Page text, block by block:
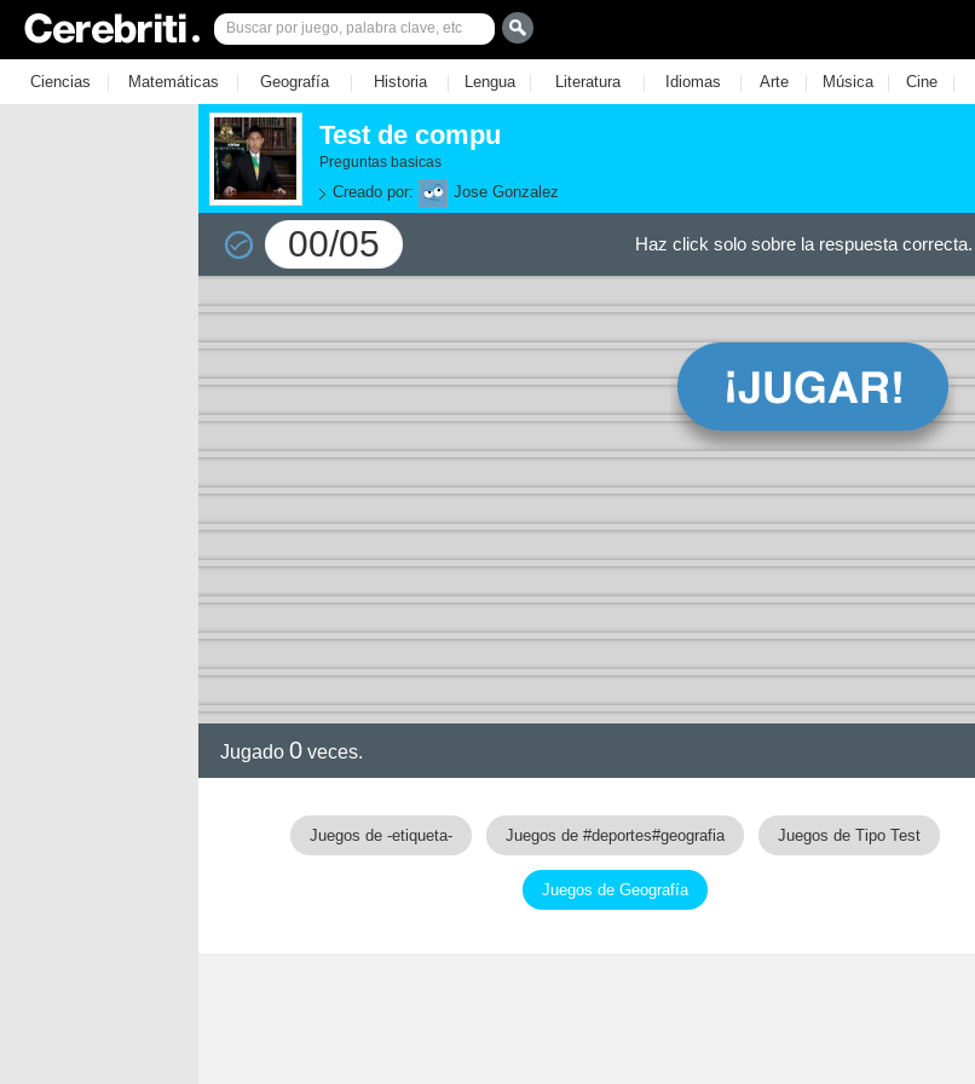
Ciencias | Matemáticas | Geografía | Historia | Lengua | Literatura | Idiomas | Arte | Música | Cine |
Test de compu
Preguntas basicas
Creado por: Jose Gonzalez
00/05 Haz click solo sobre la respuesta correcta.
Jugado 0 veces.
Juegos de -etiqueta- Juegos de #deportes#geografia Juegos de Tipo Test
Juegos de Geografía